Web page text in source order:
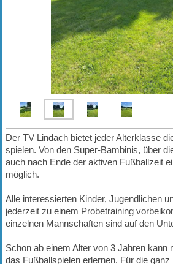
Der TV Lindach bietet jeder Alterklasse
spielen. Von den Super-Bambinis, über
auch nach Ende der aktiven Fußballzeit
möglich.
Alle interessierten Kinder, Jugendlichen
jederzeit zu einem Probetraining
einzelnen Mannschaften sind auf den
Schon ab einem Alter von 3 Jahren kann
das Fußballspielen erlernen. Für die